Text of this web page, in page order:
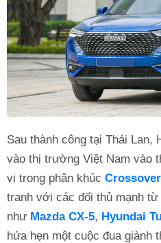
Sau thành công tại Thái Lan,
vào thị trường Việt Nam vào
vị trong phân khúc
tranh với các đối thủ mạnh
như Mazda CX-5, Hyundai
hứa hẹn một cuộc đua giành